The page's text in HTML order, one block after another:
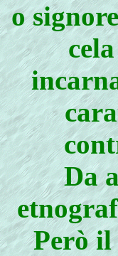
o
Da
Però il